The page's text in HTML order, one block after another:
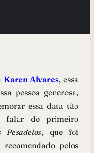
Karen Alvares, essa
pessoa generosa,
essa data tão
falar do primeiro
Pesadelos, que foi
pelos